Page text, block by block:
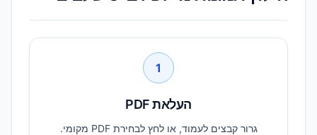
1
העלאת PDF
גרור קבצים לעמוד, או לחץ לבחירת PDF מקומי.